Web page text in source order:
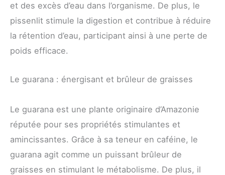
et des excès d’eau dans l’organisme. De plus, le
pissenlit stimule la digestion et contribue à réduire
la rétention d’eau, participant ainsi à une perte de
poids efficace.
Le guarana : énergisant et brûleur de graisses
Le guarana est une plante originaire d’Amazonie
réputée pour ses propriétés stimulantes et
amincissantes. Grâce à sa teneur en caféine, le
guarana agit comme un puissant brûleur de
graisses en stimulant le métabolisme. De plus, il